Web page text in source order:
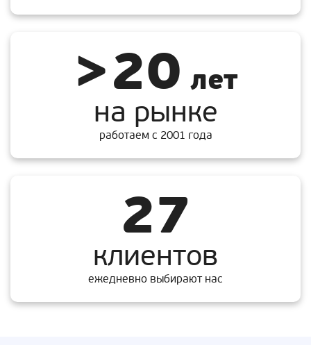
>20лет
на рынке
работаем с 2001 года
27
клиентов
ежедневно выбирают нас